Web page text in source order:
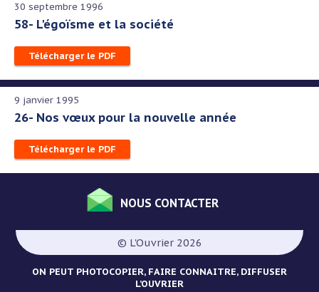
30 septembre 1996
58- L'égoïsme et la société
Télécharger le PDF
9 janvier 1995
26- Nos vœux pour la nouvelle année
Télécharger le PDF
Pied
de
page
NOUS CONTACTER
© L'Ouvrier 2026
ON PEUT PHOTOCOPIER, FAIRE CONNAITRE, DIFFUSER
L’OUVRIER